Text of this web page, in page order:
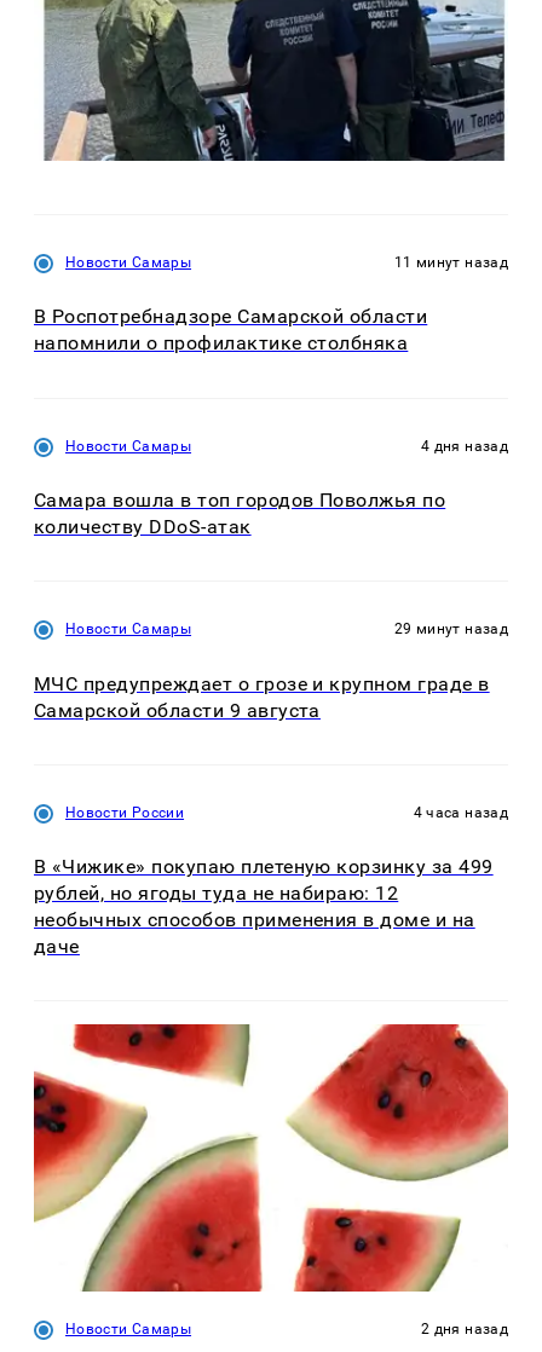
Новости Самары 11 минут назад
В Роспотребнадзоре Самарской области
напомнили о профилактике столбняка
Новости Самары 4 дня назад
Самара вошла в топ городов Поволжья по
количеству DDoS-атак
Новости Самары 29 минут назад
МЧС предупреждает о грозе и крупном граде в
Самарской области 9 августа
Новости России 4 часа назад
В «Чижике» покупаю плетеную корзинку за 499
рублей, но ягоды туда не набираю: 12
необычных способов применения в доме и на
даче
Новости Самары 2 дня назад